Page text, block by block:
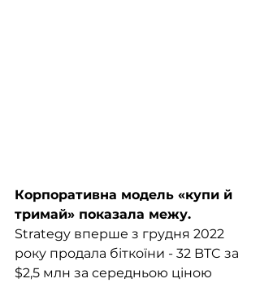
Корпоративна модель «купи й
тримай» показала межу.
Strategy вперше з грудня 2022
року продала біткоїни - 32 BTC за
$2,5 млн за середньою ціною